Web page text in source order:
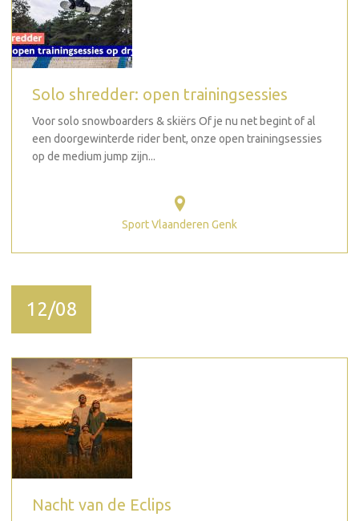
Solo shredder: open trainingsessies
Voor solo snowboarders & skiërs Of je nu net begint of al
een doorgewinterde rider bent, onze open trainingsessies
op de medium jump zijn...
Sport Vlaanderen Genk
12/08
Nacht van de Eclips